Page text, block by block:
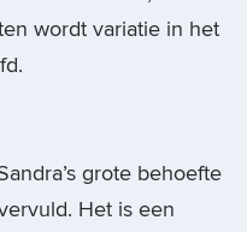
wordt variatie in het
grote behoefte
Het is een